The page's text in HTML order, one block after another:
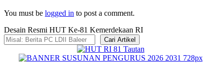
You must be logged in to post a comment.
Desain Resmi HUT Ke-81 Kemerdekaan RI
Cari Artikel